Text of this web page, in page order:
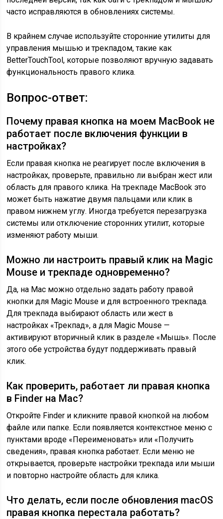
часто исправляются в обновлениях системы.
В крайнем случае используйте сторонние утилиты для
управления мышью и трекпадом, такие как
BetterTouchTool, которые позволяют вручную задавать
функциональность правого клика.
Вопрос-ответ:
Почему правая кнопка на моем MacBook не
работает после включения функции в
настройках?
Если правая кнопка не реагирует после включения в
настройках, проверьте, правильно ли выбран жест или
область для правого клика. На трекпаде MacBook это
может быть нажатие двумя пальцами или клик в
правом нижнем углу. Иногда требуется перезагрузка
системы или отключение сторонних утилит, которые
изменяют работу мыши.
Можно ли настроить правый клик на Magic
Mouse и трекпаде одновременно?
Да, на Mac можно отдельно задать работу правой
кнопки для Magic Mouse и для встроенного трекпада.
Для трекпада выбирают область или жест в
настройках «Трекпад», а для Magic Mouse —
активируют вторичный клик в разделе «Мышь». После
этого обе устройства будут поддерживать правый
клик.
Как проверить, работает ли правая кнопка
в Finder на Mac?
Откройте Finder и кликните правой кнопкой на любом
файле или папке. Если появляется контекстное меню с
пунктами вроде «Переименовать» или «Получить
сведения», правая кнопка работает. Если меню не
открывается, проверьте настройки трекпада или мыши
и повторно настройте область для клика.
Что делать, если после обновления macOS
правая кнопка перестала работать?